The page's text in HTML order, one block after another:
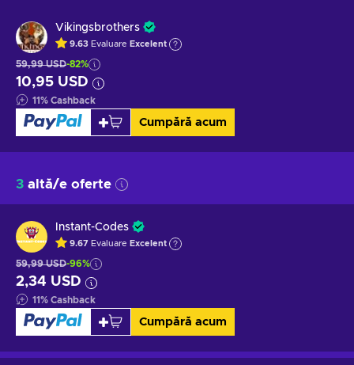
Vikingsbrothers
9.63 Evaluare Excelent
59,99 USD-82%
10,95 USD
11% Cashback
Cumpără acum
3 altă/e oferte
Instant-Codes
9.67 Evaluare Excelent
59,99 USD-96%
2,34 USD
11% Cashback
Cumpără acum